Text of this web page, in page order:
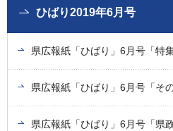
ひばり2019年6月号
県広報紙「ひばり」6月号「特集
県広報紙「ひばり」6月号「そ
県広報紙「ひばり」6月号「県